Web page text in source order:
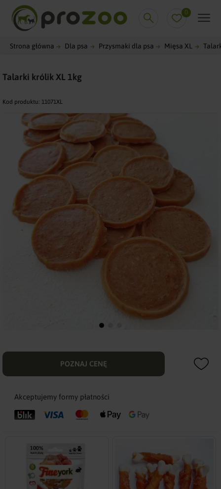
0
Strona główna Dla psa Przysmaki dla psa Mięsa XL
Talarki królik XL 1kg
Kod produktu: 11071XL
POZNAJ CENĘ
Akceptujemy formy płatności